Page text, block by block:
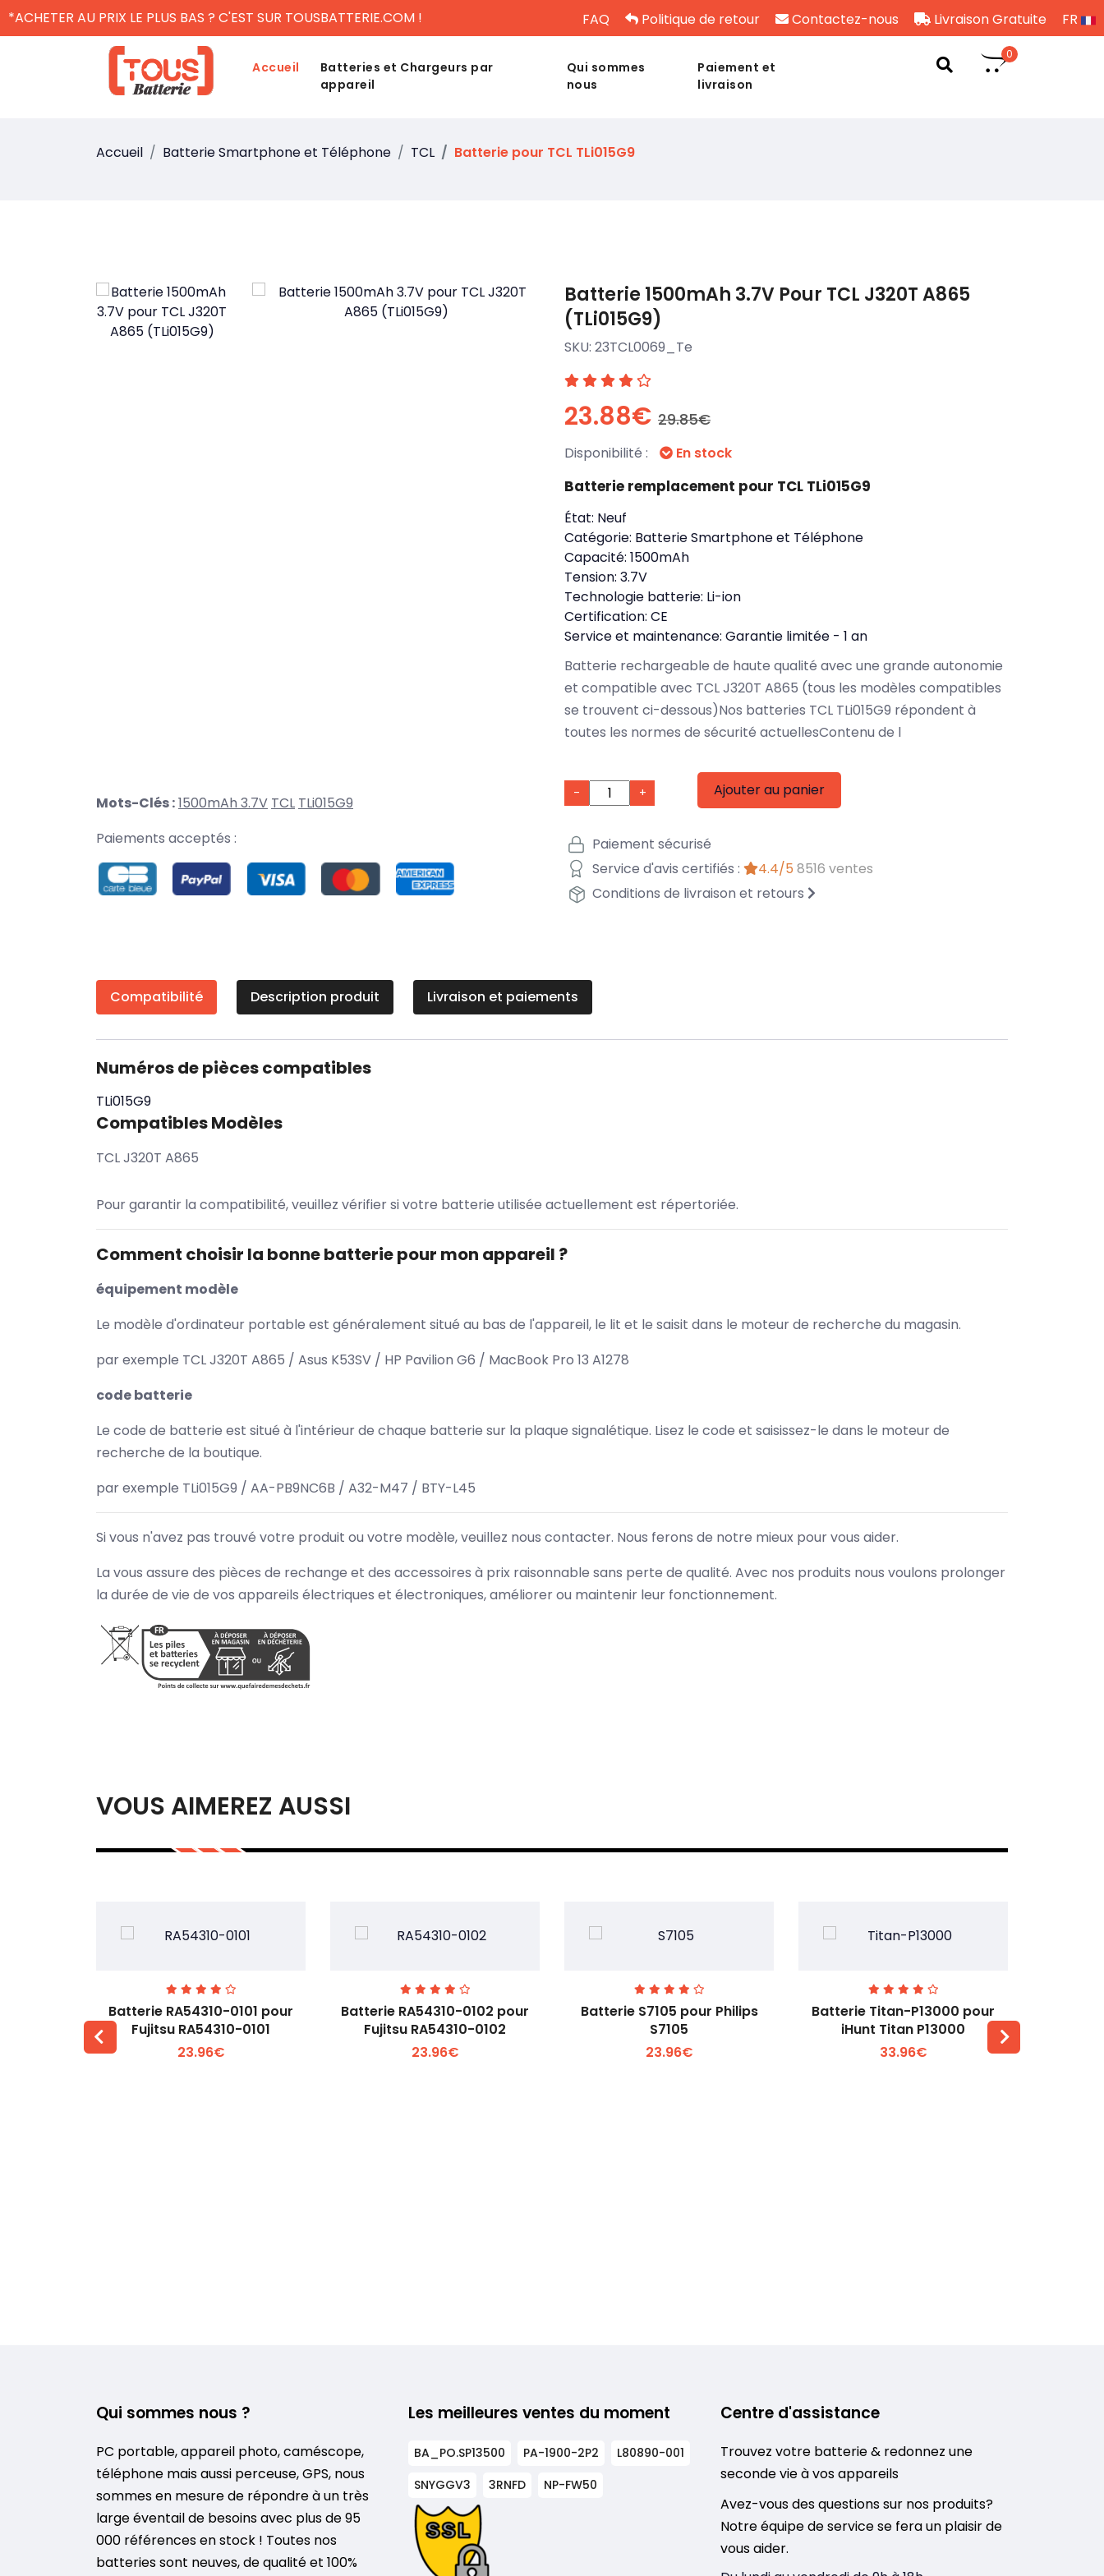
*ACHETER AU PRIX LE PLUS BAS ? C'EST SUR TOUSBATTERIE.COM ! FAQ Politique de retour Contactez-nous Livraison Gratuite FR
Accueil
Batteries et Chargeurs par
appareil
Qui sommes
nous
Paiement et
livraison
0
Accueil Batterie Smartphone et Téléphone TCL Batterie pour TCL TLi015G9
Mots-Clés :1500mAh 3.7V TCL TLi015G9
Paiements acceptés :
Batterie 1500mAh 3.7V Pour TCL J320T A865
(TLi015G9)
SKU: 23TCL0069_Te
23.88€ 29.85€
Disponibilité : En stock
Batterie remplacement pour TCL TLi015G9
État: Neuf
Catégorie: Batterie Smartphone et Téléphone
Capacité: 1500mAh
Tension: 3.7V
Technologie batterie: Li-ion
Certification: CE
Service et maintenance: Garantie limitée - 1 an
Batterie rechargeable de haute qualité avec une grande autonomie
et compatible avec TCL J320T A865 (tous les modèles compatibles
se trouvent ci-dessous)Nos batteries TCL TLi015G9 répondent à
toutes les normes de sécurité actuellesContenu de l
- + Ajouter au panier
Paiement sécurisé
Service d'avis certifiés :
4.4/5 8516 ventes
Conditions de livraison et retours
Compatibilité Description produit Livraison et paiements
Numéros de pièces compatibles
TLi015G9
Compatibles Modèles
TCL J320T A865
Pour garantir la compatibilité, veuillez vérifier si votre batterie utilisée actuellement est répertoriée.
Comment choisir la bonne batterie pour mon appareil ?
équipement modèle
Le modèle d'ordinateur portable est généralement situé au bas de l'appareil, le lit et le saisit dans le moteur de recherche du magasin.
par exemple TCL J320T A865 / Asus K53SV / HP Pavilion G6 / MacBook Pro 13 A1278
code batterie
Le code de batterie est situé à l'intérieur de chaque batterie sur la plaque signalétique. Lisez le code et saisissez-le dans le moteur de
recherche de la boutique.
par exemple TLi015G9 / AA-PB9NC6B / A32-M47 / BTY-L45
Si vous n'avez pas trouvé votre produit ou votre modèle, veuillez nous contacter. Nous ferons de notre mieux pour vous aider.
La vous assure des pièces de rechange et des accessoires à prix raisonnable sans perte de qualité. Avec nos produits nous voulons prolonger
la durée de vie de vos appareils électriques et électroniques, améliorer ou maintenir leur fonctionnement.
VOUS AIMEREZ AUSSI
Voir plus +
Batterie RA54310-0101 pour
Fujitsu RA54310-0101
23.96€
Voir plus +
Batterie RA54310-0102 pour
Fujitsu RA54310-0102
23.96€
Voir plus +
Batterie S7105 pour Philips
S7105
23.96€
Voir plus +
Batterie Titan-P13000 pour
iHunt Titan P13000
33.96€
Qui sommes nous ?
PC portable, appareil photo, caméscope,
téléphone mais aussi perceuse, GPS, nous
sommes en mesure de répondre à un très
large éventail de besoins avec plus de 95
000 références en stock ! Toutes nos
batteries sont neuves, de qualité et 100%
Les meilleures ventes du moment
BA_PO.SP13500 PA-1900-2P2
L80890-001
SNYGGV3
3RNFD NP-FW50
Centre d'assistance
Trouvez votre batterie & redonnez une
seconde vie à vos appareils
Avez-vous des questions sur nos produits?
Notre équipe de service se fera un plaisir de
vous aider.